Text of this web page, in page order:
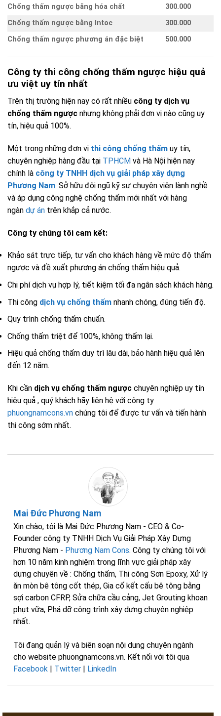
Chống thấm ngược bằng hóa chất
300.000
Chống thấm ngược bằng Intoc
300.000
Chống thấm ngược phương án đặc biệt
500.000
Công ty thi công chống thấm ngược hiệu quả
ưu việt uy tín nhất
Trên thị trường hiện nay có rất nhiều công ty dịch vụ
chống thấm ngược nhưng không phải đơn vị nào cũng uy
tín, hiệu quả 100%.
Một trong những đơn vị thi công chống thấm uy tín,
chuyên nghiệp hàng đầu tại TPHCM và Hà Nội hiện nay
chính là công ty TNHH dịch vụ giải pháp xây dựng
Phương Nam. Sở hữu đội ngũ kỹ sư chuyên viên lành nghề
và áp dụng công nghệ chống thấm mới nhất với hàng
ngàn dự án trên khắp cả nước.
Công ty chúng tôi cam kết:
Khảo sát trực tiếp, tư vấn cho khách hàng về mức độ thấm
ngược và đề xuất phương án chống thấm hiệu quả.
Chi phí dịch vụ hợp lý, tiết kiệm tối đa ngân sách khách hàng.
Thi công dịch vụ chống thấm nhanh chóng, đúng tiến độ.
Quy trình chống thấm chuẩn.
Chống thấm triệt để 100%, không thấm lại.
Hiệu quả chống thấm duy trì lâu dài, bảo hành hiệu quả lên
đến 12 năm.
Khi cần dịch vụ chống thấm ngược chuyên nghiệp uy tín
hiệu quả , quý khách hãy liên hệ với công ty
phuongnamcons.vn chúng tôi để được tư vấn và tiến hành
thi công sớm nhất.
Mai Đức Phương Nam
Xin chào, tôi là Mai Đức Phương Nam - CEO & Co-
Founder công ty TNHH Dịch Vụ Giải Pháp Xây Dựng
Phương Nam - Phương Nam Cons. Công ty chúng tôi với
hơn 10 năm kinh nghiệm trong lĩnh vực giải pháp xây
dựng chuyên về : Chống thấm, Thi công Sơn Epoxy, Xử lý
ăn mòn bê tông cốt thép, Gia cố kết cấu bê tông bằng
sợi carbon CFRP, Sửa chữa cầu cảng, Jet Grouting khoan
phụt vữa, Phá dỡ công trình xây dựng chuyên nghiệp
nhất.
Tôi đang quản lý và biên soạn nội dung chuyên ngành
cho website phuongnamcons.vn. Kết nối với tôi qua
Facebook | Twitter | LinkedIn